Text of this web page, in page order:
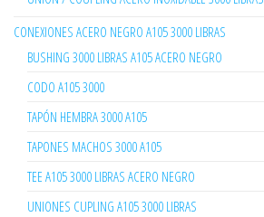
CONEXIONES ACERO NEGRO A105 3000 LIBRAS
BUSHING 3000 LIBRAS A105 ACERO NEGRO
CODO A105 3000
TAPÓN HEMBRA 3000 A105
TAPONES MACHOS 3000 A105
TEE A105 3000 LIBRAS ACERO NEGRO
UNIONES CUPLING A105 3000 LIBRAS